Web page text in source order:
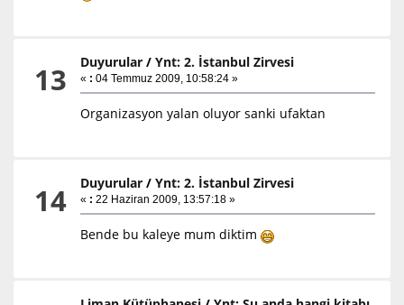
13 Duyurular /Ynt: 2. İstanbul Zirvesi
« : 04 Temmuz 2009, 10:58:24 »
Organizasyon yalan oluyor sanki ufaktan
14 Duyurular /Ynt: 2. İstanbul Zirvesi
« : 22 Haziran 2009, 13:57:18 »
Bende bu kaleye mum diktim